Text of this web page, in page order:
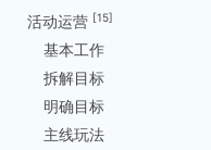
活动运营 [15]
基本工作
拆解目标
明确目标
主线玩法